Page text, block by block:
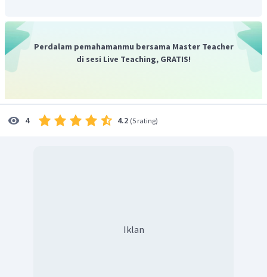
menggunakan kaidah tangan kanan medan magnet di
titik Q adalah masuk bidang gambar.
Perdalam pemahamanmu bersama Master Teacher
di sesi Live Teaching, GRATIS!
4 4.2 (5 rating)
Iklan